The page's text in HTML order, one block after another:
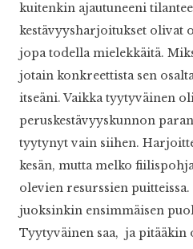
kuitenkin ajautuneeni
kestävyysharjoitukset olivat
jopa todella mielekkäitä.
jotain konkreettista sen
itseäni. Vaikka tyytyväinen
peruskestävyyskunnon
tyytynyt vain siihen.
kesän, mutta melko
olevien resurssien
juoksinkin ensimmäisen
Tyytyväinen saa, ja pitääkin